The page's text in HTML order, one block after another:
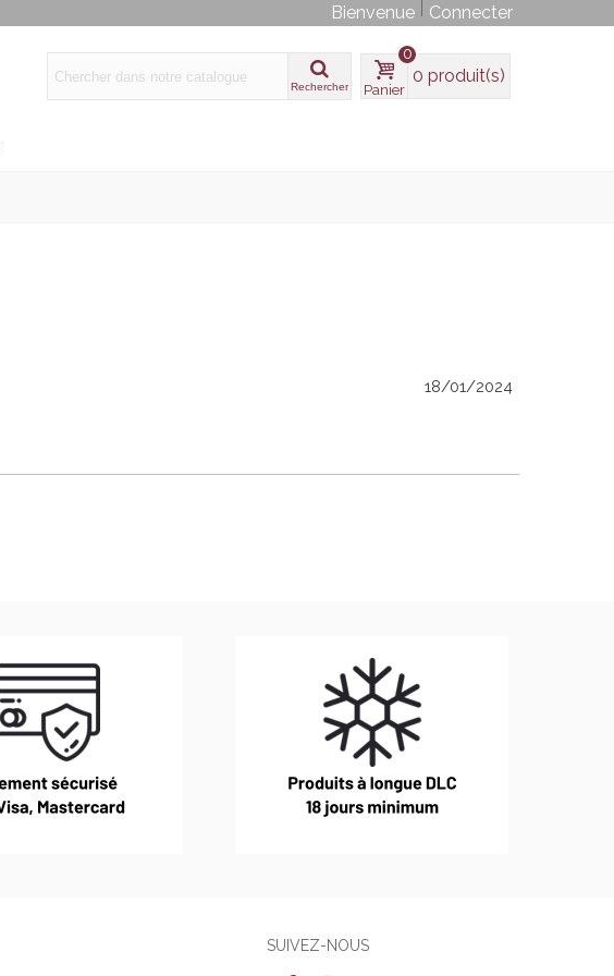
Bienvenue Connecter
Rechercher Panier
0
0 produit(s)
18/01/2024
SUIVEZ-NOUS